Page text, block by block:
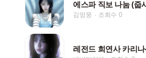
에스파 직보 나눔 (줍
김멍뭉 조회수 0
레전드 희연사 카리